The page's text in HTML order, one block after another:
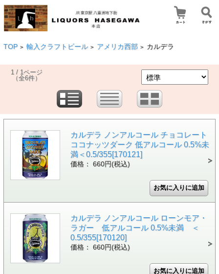
TOP > 輸入クラフトビール > アメリカ西部 > カルデラ
1 / 1ページ
（全6件）
カルデラ ノンアルコール チョコレート
ココナッツダーク 低アルコール 0.5%未
満＜0.5/355[170121]
価格： 660円(税込)
カルデラ ノンアルコール ローンモア・
ラガー 低アルコール 0.5%未満 ＜
0.5/355[170120]
価格： 660円(税込)